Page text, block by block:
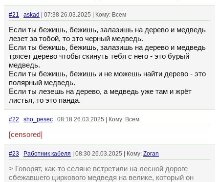
#21 askad | 07:38 26.03.2025 | Кому: Всем
Если ты бежишь, бежишь, залазишь на дерево и медведь
лезет за тобой, то это черный медведь.
Если ты бежишь, бежишь, залазишь на дерево и медведь
трясет дерево чтобы скинуть тебя с него - это бурый
медведь.
Если ты бежишь, бежишь и не можешь найти дерево - это
полярный медведь.
Если ты лезешь на дерево, а медведь уже там и жрёт
листья, то это панда.
#22 sho_pesec | 08:18 26.03.2025 | Кому: Всем
[censored]
#23 Работник кабеля | 08:30 26.03.2025 | Кому: Zoran
> Говорят, как-то селяне встретили на лесной дороге
сбежавшего циркового медведя на велике, который он